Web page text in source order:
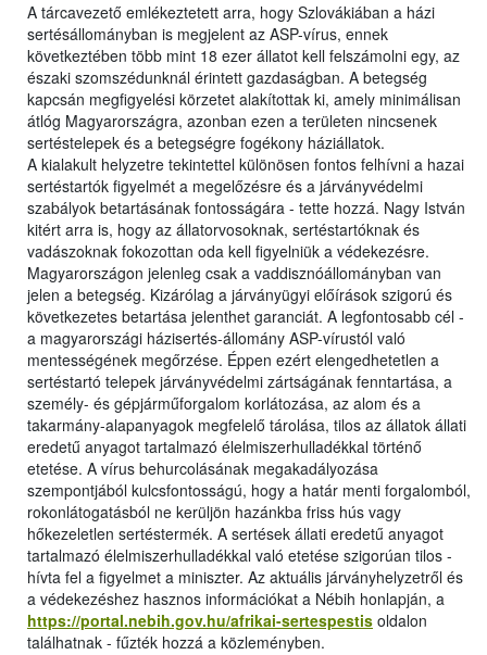
A tárcavezető emlékeztetett arra, hogy Szlovákiában a házi
sertésállományban is megjelent az ASP-vírus, ennek
következtében több mint 18 ezer állatot kell felszámolni egy, az
északi szomszédunknál érintett gazdaságban. A betegség
kapcsán megfigyelési körzetet alakítottak ki, amely minimálisan
átlóg Magyarországra, azonban ezen a területen nincsenek
sertéstelepek és a betegségre fogékony háziállatok.
A kialakult helyzetre tekintettel különösen fontos felhívni a hazai
sertéstartók figyelmét a megelőzésre és a járványvédelmi
szabályok betartásának fontosságára - tette hozzá. Nagy István
kitért arra is, hogy az állatorvosoknak, sertéstartóknak és
vadászoknak fokozottan oda kell figyelniük a védekezésre.
Magyarországon jelenleg csak a vaddisznóállományban van
jelen a betegség. Kizárólag a járványügyi előírások szigorú és
következetes betartása jelenthet garanciát. A legfontosabb cél -
a magyarországi házisertés-állomány ASP-vírustól való
mentességének megőrzése. Éppen ezért elengedhetetlen a
sertéstartó telepek járványvédelmi zártságának fenntartása, a
személy- és gépjárműforgalom korlátozása, az alom és a
takarmány-alapanyagok megfelelő tárolása, tilos az állatok állati
eredetű anyagot tartalmazó élelmiszerhulladékkal történő
etetése. A vírus behurcolásának megakadályozása
szempontjából kulcsfontosságú, hogy a határ menti forgalomból,
rokonlátogatásból ne kerüljön hazánkba friss hús vagy
hőkezeletlen sertéstermék. A sertések állati eredetű anyagot
tartalmazó élelmiszerhulladékkal való etetése szigorúan tilos -
hívta fel a figyelmet a miniszter. Az aktuális járványhelyzetről és
a védekezéshez hasznos információkat a Nébih honlapján, a
https://portal.nebih.gov.hu/afrikai-sertespestis oldalon
találhatnak - fűzték hozzá a közleményben.